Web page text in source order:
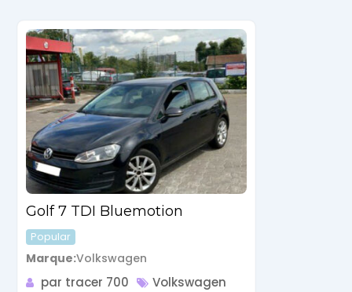
Golf 7 TDI Bluemotion
Popular
Marque Volkswagen
par tracer 700
Volkswagen